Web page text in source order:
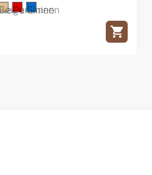
Punainen
Sininen